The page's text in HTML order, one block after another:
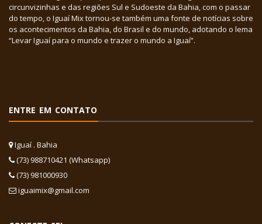
circunvizinhas e das regiões Sul e Sudoeste da Bahia, com o passar
do tempo, o Iguaí Mix tornou-se também uma fonte de notícias sobre
os acontecimentos da Bahia, do Brasil e do mundo, adotando o lema
“Levar Iguaí para o mundo e trazer o mundo a Iguaí”.
ENTRE EM CONTATO
Iguaí . Bahia
(73) 988710421 (Whatsapp)
(73) 981000930
iguaimix@gmail.com